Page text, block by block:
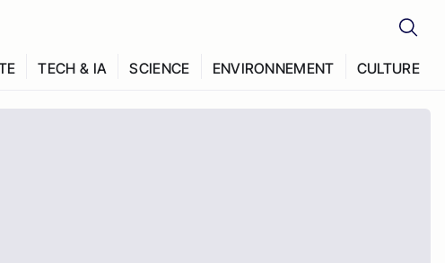
TECH & IA SCIENCE ENVIRONNEMENT CULTURE